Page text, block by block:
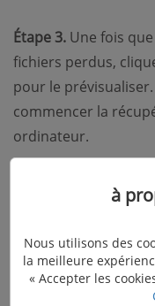
Étape 3. Une fois
fichiers perdus,
pour le
commencer la
ordinateur.
à
Nous utilisons des
la meilleure
« Accepter les